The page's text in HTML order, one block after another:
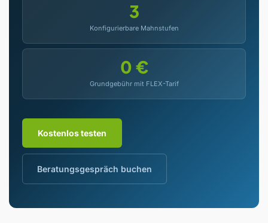
3
Konfigurierbare Mahnstufen
0 €
Grundgebühr mit FLEX-Tarif
Kostenlos testen
Beratungsgespräch buchen